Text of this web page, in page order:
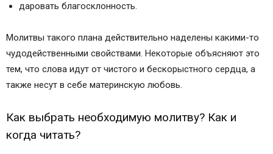
даровать благосклонность.
Молитвы такого плана действительно наделены какими-то
чудодейственными свойствами. Некоторые объясняют это
тем, что слова идут от чистого и бескорыстного сердца, а
также несут в себе материнскую любовь.
Как выбрать необходимую молитву? Как и
когда читать?